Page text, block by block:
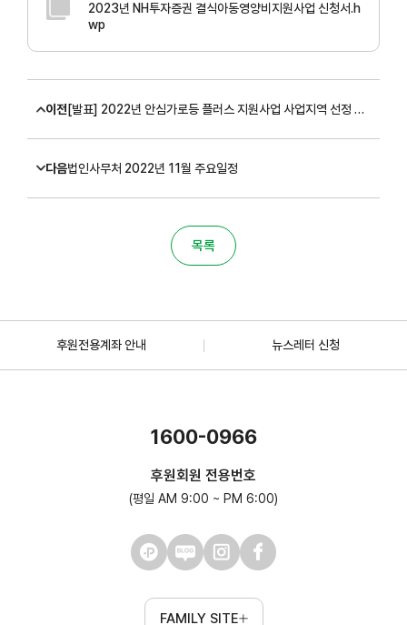
2023년 NH투자증권 결식아동영양비지원사업 신청서.h
wp
이전 [발표] 2022년 안심가로등 플러스 지원사업 사업지역 선정 발표
다음법인사무처 2022년 11월 주요일정
목록
후원전용계좌 안내 뉴스레터 신청
1600-0966
후원회원 전용번호
(평일 AM 9:00 ~ PM 6:00)
FAMILY SITE